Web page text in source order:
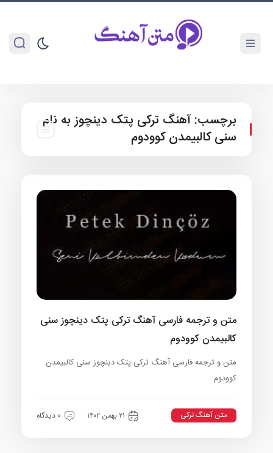
برچسب: آهنگ ترکی پتک دینچوز به نام
سنی کالبیمدن کوودوم
متن و ترجمه فارسی آهنگ ترکی پتک دینچوز سنی
کالبیمدن کوودوم
متن و ترجمه فارسی آهنگ ترکی پتک دینچوز سنی کالبیمدن
کوودوم
متن آهنگ ترکی ۲۱ بهمن ۱۴۰۲ 0 دیدگاه